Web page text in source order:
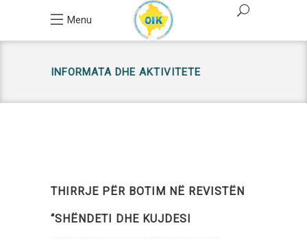
Menu
INFORMATA DHE AKTIVITETE
THIRRJE PËR BOTIM NË REVISTËN
“SHËNDETI DHE KUJDESI